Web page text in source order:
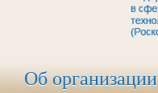
Об организации